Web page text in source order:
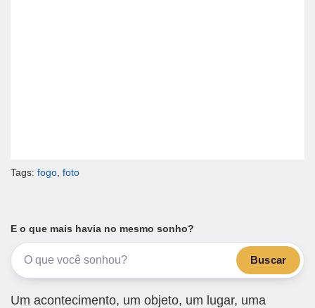
Tags: fogo foto
E o que mais havia no mesmo sonho?
Buscar
Um acontecimento, um objeto, um lugar, uma